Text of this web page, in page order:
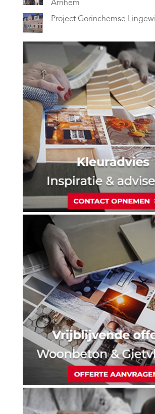
Arnhem
Project Gorinchemse